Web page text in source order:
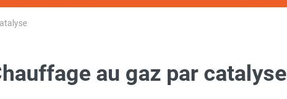
au gaz par catalyse